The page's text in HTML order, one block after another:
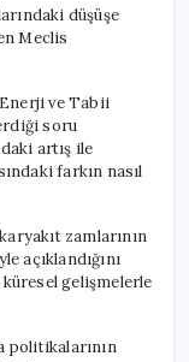
düşüşe
Meclis
ve Tabii
soru
artış ile
farkın nasıl
zamlarının
açıklandığını
gelişmelerle
politikalarının